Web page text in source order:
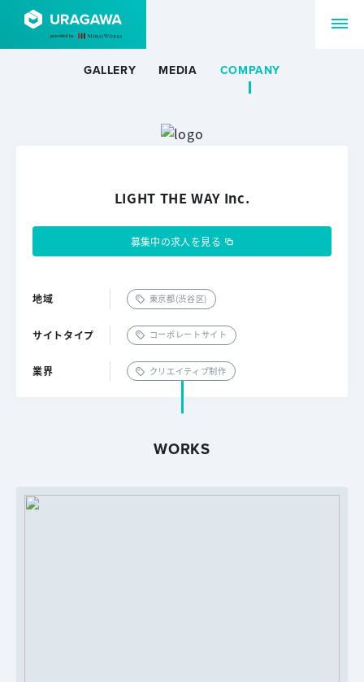
GALLERY MEDIA COMPANY
LIGHT THE WAY Inc.
募集中の求人を見る
地域 東京都(渋谷区)
サイトタイプ コーポレートサイト
業界 クリエイティブ制作
WORKS